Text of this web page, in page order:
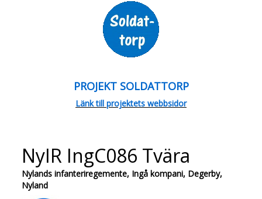
PROJEKT SOLDATTORP
Länk till projektets webbsidor
NyIR IngC086 Tvära
Nylands infanteriregemente, Ingå kompani, Degerby,
Nyland